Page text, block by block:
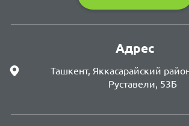
Адрес
Ташкент, Яккасарайский
Руставели, 53Б